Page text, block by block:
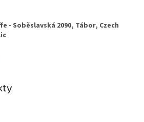
- Soběslavská 2090, Tábor, Czech